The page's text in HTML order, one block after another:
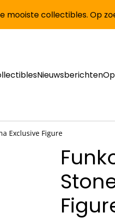
mooiste collectibles. Op
Nieuwsberichten
Exclusive Figure